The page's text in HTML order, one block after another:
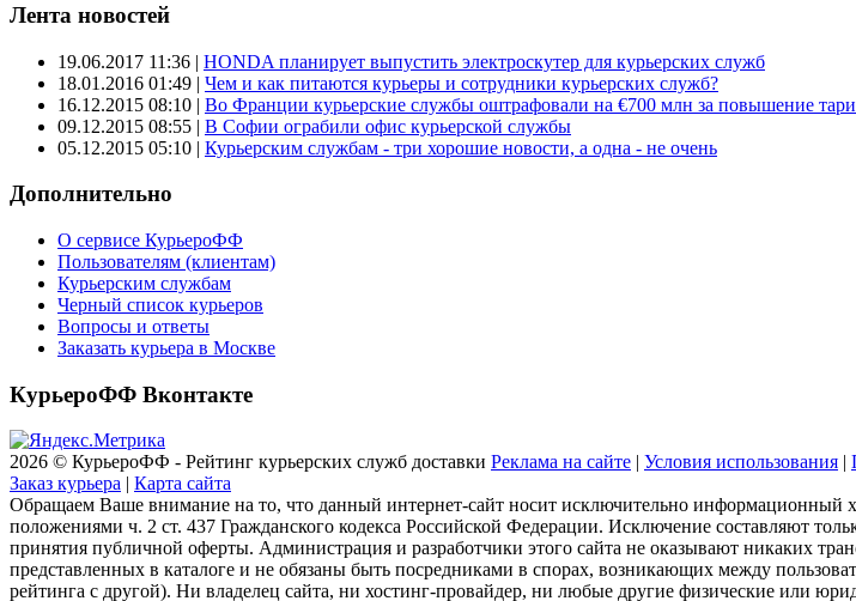
Лента новостей
19.06.2017 11:36 | HONDA планирует выпустить электроскутер для курьерских служб
18.01.2016 01:49 | Чем и как питаются курьеры и сотрудники курьерских служб?
16.12.2015 08:10 | Во Франции курьерские службы оштрафовали на €700 млн за повышение
09.12.2015 08:55 | В Софии ограбили офис курьерской службы
05.12.2015 05:10 | Курьерским службам - три хорошие новости, а одна - не очень
Дополнительно
О сервисе КурьероФФ
Пользователям (клиентам)
Курьерским службам
Черный список курьеров
Вопросы и ответы
Заказать курьера в Москве
КурьероФФ Вконтакте
2026 © КурьероФФ - Рейтинг курьерских служб доставки Реклама на сайте Условия использования
Заказ курьера
Карта сайта
Обращаем Ваше внимание на то, что данный интернет-сайт носит исключительно информационный
положениями ч. 2 ст. 437 Гражданского кодекса Российской Федерации. Исключение составляют
принятия публичной оферты. Администрация и разработчики этого сайта не оказывают никаких
представленных в каталоге и не обязаны быть посредниками в спорах, возникающих между
рейтинга с другой). Ни владелец сайта, ни хостинг-провайдер, ни любые другие физические или